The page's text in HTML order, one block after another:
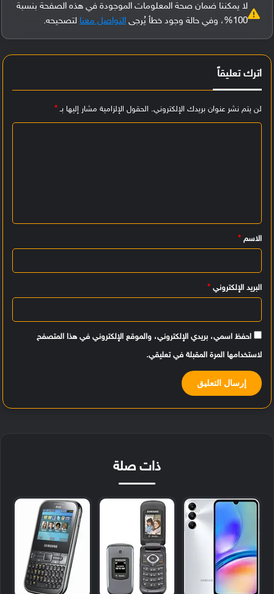
لا يمكننا ضمان صحة المعلومات الموجودة في هذه الصفحة بنسبة
100%، وفي حالة وجود خطأ يُرجى
التواصل معنا لتصحيحه.
اترك تعليقاً
لن يتم نشر عنوان بريدك الإلكتروني. الحقول الإلزامية مشار إليها بـ*
ي
ق
الاسم *
البريد الإلكتروني *
احفظ اسمي، بريدي الإلكتروني، والموقع الإلكتروني في هذا المتصفح
لاستخدامها المرة المقبلة في تعليقي.
ذات صلة